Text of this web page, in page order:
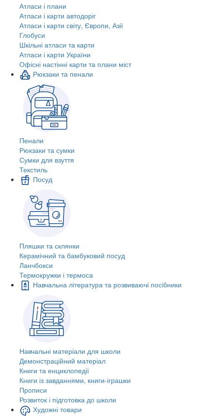
Атласи і плани
Атласи і карти автодоріг
Атласи і карти світу, Європи, Азії
Глобуси
Шкільні атласи та карти
Атласи і карти України
Офісні настінні карти та плани міст
Рюкзаки та пенали
Пенали
Рюкзаки та сумки
Сумки для взуття
Текстиль
Посуд
Пляшки та склянки
Керамічний та бамбуковий посуд
Ланчбокси
Термокружки і термоса
Навчальна література та розвиваючі посібники
Навчальні матеріали для школи
Демонстраційний матеріал
Книги та енциклопедії
Книги із завданнями, книги-іграшки
Прописи
Розвиток і підготовка до школи
Художні товари